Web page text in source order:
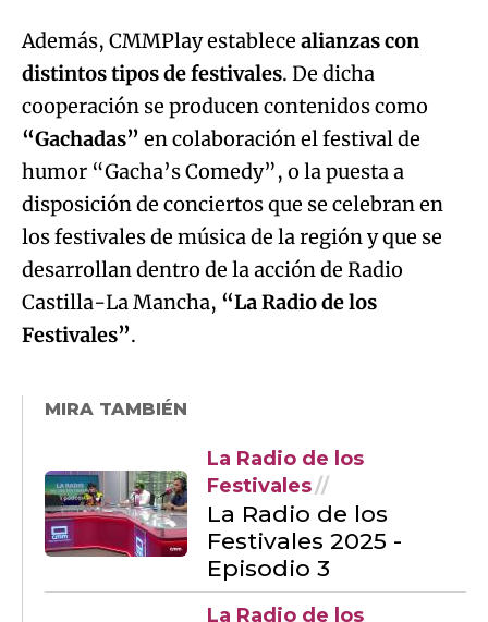
“Gachadas”en colaboración el festival de
humor “Gacha’s Comedy”, o la puesta a
disposición de conciertos que se celebran en
los festivales de música de la región y que se
desarrollan dentro de la acción de Radio
Castilla-La Mancha,“La Radio de los
Festivales”.
MIRA TAMBIÉN
Episodio 3
La Radio de los
Festivales
La Radio de los
Festivales 2025 -
Episodio 2